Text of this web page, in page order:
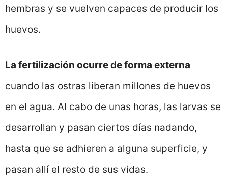
hembras y se vuelven capaces de producir los
huevos.
La fertilización ocurre de forma externa
cuando las ostras liberan millones de huevos
en el agua. Al cabo de unas horas, las larvas se
desarrollan y pasan ciertos días nadando,
hasta que se adhieren a alguna superficie, y
pasan allí el resto de sus vidas.